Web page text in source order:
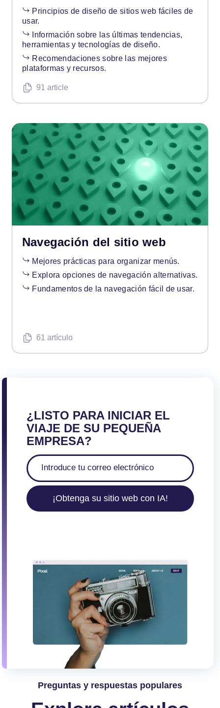
Principios de diseño de sitios web fáciles de
usar.
Información sobre las últimas tendencias,
herramientas y tecnologías de diseño.
Recomendaciones sobre las mejores
plataformas y recursos.
91 article
Navegación del sitio web
Mejores prácticas para organizar menús.
Explora opciones de navegación alternativas.
Fundamentos de la navegación fácil de usar.
61 artículo
¿LISTO PARA INICIAR EL
VIAJE DE SU PEQUEÑA
EMPRESA?
¡Obtenga su sitio web con IA!
Preguntas y respuestas populares